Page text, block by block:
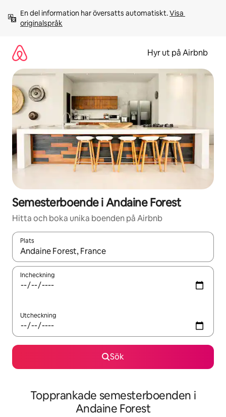
innehåll
En del information har översatts automatiskt. Visa
originalspråk
Hyr ut på Airbnb
Semesterboende i Andaine Forest
Hitta och boka unika boenden på Airbnb
Plats
När resultaten är tillgängliga kan du navigera med upp- och
Incheckning
Utcheckning
Sök
Topprankade semesterboenden i
Andaine Forest